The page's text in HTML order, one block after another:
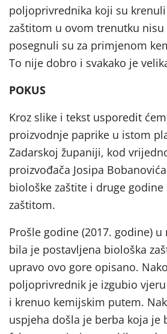
poljoprivrednika koji su
zaštitom u ovom trenutku nisu
posegnuli su za primjenom
To nije dobro i svakako je
POKUS
Kroz slike i tekst usporedit
proizvodnje paprike u istom
Zadarskoj županiji, kod
proizvođača Josipa
biološke zaštite i druge
zaštitom.
Prošle godine (2017. godine)
bila je postavljena biološka
upravo ovo gore opisano.
poljoprivrednik je izgubio
i krenuo kemijskim putem.
uspjeha došla je berba koja je